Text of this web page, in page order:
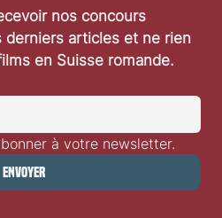
nos concours
derniers articles et ne rien
en Suisse romande.
à votre newsletter.
Envoyer